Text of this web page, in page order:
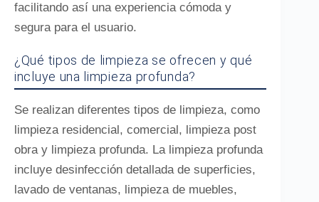
facilitando así una experiencia cómoda y
segura para el usuario.
¿Qué tipos de limpieza se ofrecen y qué
incluye una limpieza profunda?
Se realizan diferentes tipos de limpieza, como
limpieza residencial, comercial, limpieza post
obra y limpieza profunda. La limpieza profunda
incluye desinfección detallada de superficies,
lavado de ventanas, limpieza de muebles,